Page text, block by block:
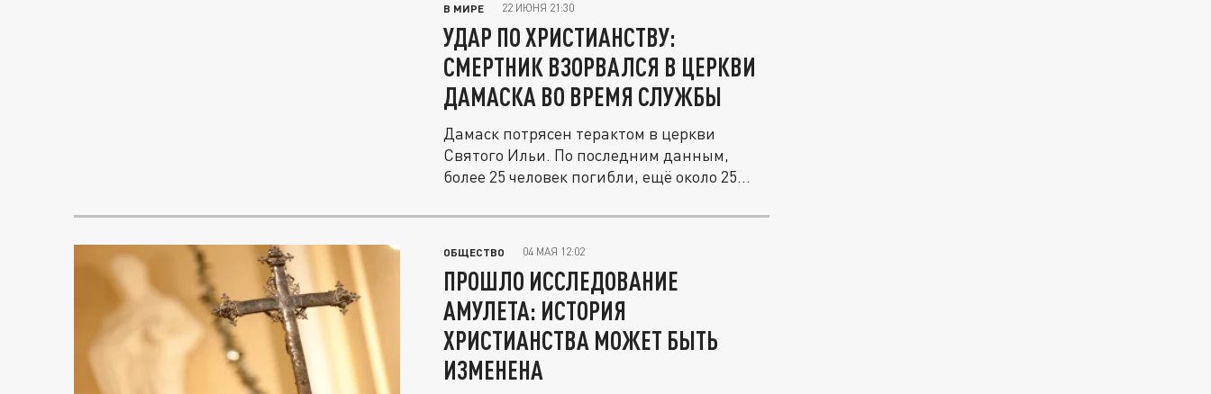
В МИРЕ 22 ИЮНЯ 21:30
УДАР ПО ХРИСТИАНСТВУ:
СМЕРТНИК ВЗОРВАЛСЯ В ЦЕРКВИ
ДАМАСКА ВО ВРЕМЯ СЛУЖБЫ
Дамаск потрясен терактом в церкви
Святого Ильи. По последним данным,
более 25 человек погибли, ещё около 25...
ОБЩЕСТВО 04 МАЯ 12:02
ПРОШЛО ИССЛЕДОВАНИЕ
АМУЛЕТА: ИСТОРИЯ
ХРИСТИАНСТВА МОЖЕТ БЫТЬ
ИЗМЕНЕНА